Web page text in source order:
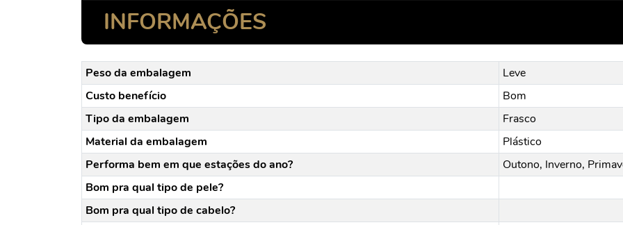
INFORMAÇÕES
Peso da embalagem
Leve
Custo benefício
Bom
Tipo da embalagem
Frasco
Material da embalagem
Plástico
Performa bem em que estações do ano?
Outono, Inverno,
Bom pra qual tipo de pele?
Bom pra qual tipo de cabelo?